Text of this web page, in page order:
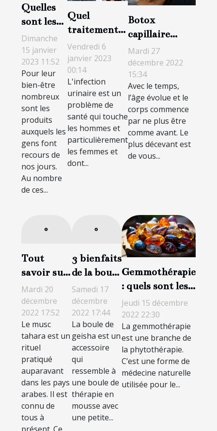
Quelles
sont les
aubaines
du CBD ?
Dimanche
15 janvier
2023 11:52
Pour leur
bien-être
nombreux
sont les
produits
auxquels les
gens font
recours de
nos jours.
Au nombre
de ces...
Quel
traitement
contre une
infection
urinaire ?
Vendredi 6
janvier 2023
00:14
L'infection
urinaire est un
problème de
santé qui touche
les hommes et
particulièrement
les femmes et
dont...
Botox
capillaire
professionnel :
quels sont ses
avantages ?
Mardi 27
décembre 2022
15:34
Avec le temps,
l’âge évolue et le
corps commence
par ne plus être
comme avant. Le
plus décevant est
de vous...
Tout
savoir sur
le musc
intime
tahara
Mardi 20
décembre
2022 17:52
Le musc
tahara est un
rituel
pratiqué
auparavant
dans les pays
arabes. Il est
connu de
tous à
3 bienfaits
de la boule
de geisha
Samedi 17
décembre
2022 17:44
La boule de
geisha est un
accessoire
qui
ressemble à
une boule de
thérapie en
mousse avec
une petite...
Gemmothérapie
: quels sont les
avantages et les
inconvénients ?
Jeudi 15 décembre
2022 22:30
La gemmothérapie
est une branche de
la phytothérapie.
C’est une forme de
médecine naturelle
utilisée pour le...